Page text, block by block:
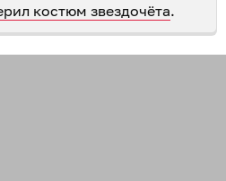
костюм звездочёта.